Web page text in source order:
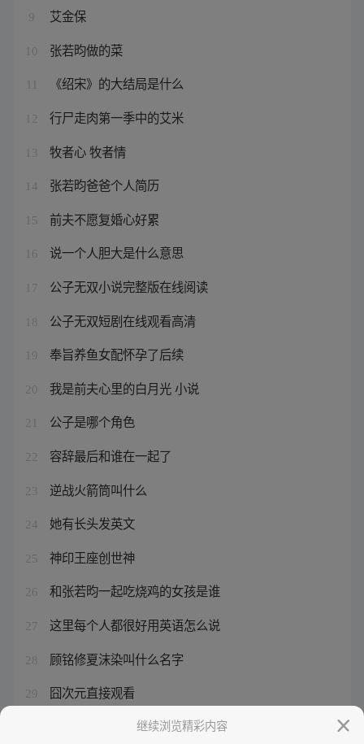
9 艾金保
10 张若昀做的菜
《绍宋》的大结局是什么
12 行尸走肉第一季中的艾米
13 牧者心 牧者情
14 张若昀爸爸个人简历
15 前夫不愿复婚心好累
16 说一个人胆大是什么意思
17 公子无双小说完整版在线阅读
18 公子无双短剧在线观看高清
19 奉旨养鱼女配怀孕了后续
20 我是前夫心里的白月光 小说
21 公子是哪个角色
22 容辞最后和谁在一起了
23 逆战火箭筒叫什么
24 她有长头发英文
25 神印王座创世神
26 和张若昀一起吃烧鸡的女孩是谁
27 这里每个人都很好用英语怎么说
28 顾铭修夏沫染叫什么名字
29 囧次元直接观看
离婚后前妻 小说继续浏览精彩内容